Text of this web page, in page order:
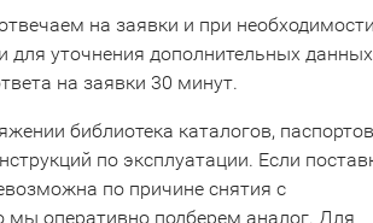
на заявки и при
для уточнения дополнительных
на заявки 30 минут.
библиотека каталогов, паспортов
по эксплуатации. Если
по причине снятия с
мы оперативно подберем аналог. Для